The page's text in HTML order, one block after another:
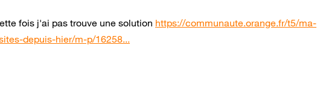
fois j'ai pas trouve une solution https://communaute.orange.fr/t5/ma-
depuis-hier/m-p/16258...